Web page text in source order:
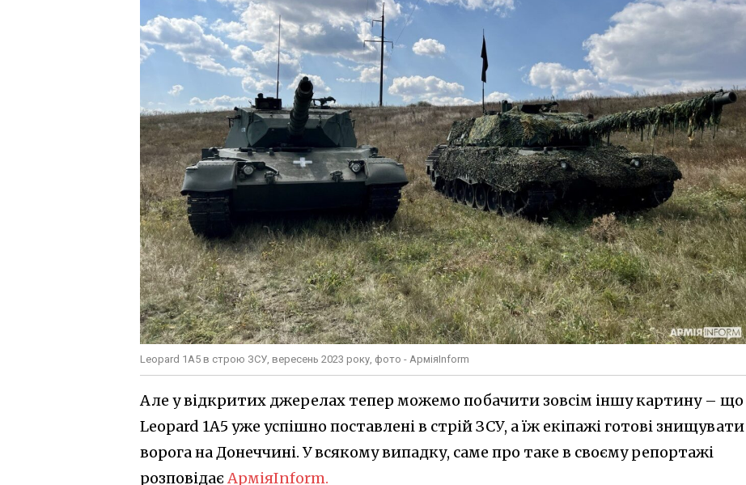
Leopard 1A5 в строю ЗСУ, вересень 2023 року, фото - АрміяInform
Але у відкритих джерелах тепер можемо побачити зовсім іншу картину – що
Leopard 1A5 уже успішно поставлені в стрій ЗСУ, а їж екіпажі готові знищувати
ворога на Донеччині. У всякому випадку, саме про таке в своєму репортажі
розповідає АрміяInform.